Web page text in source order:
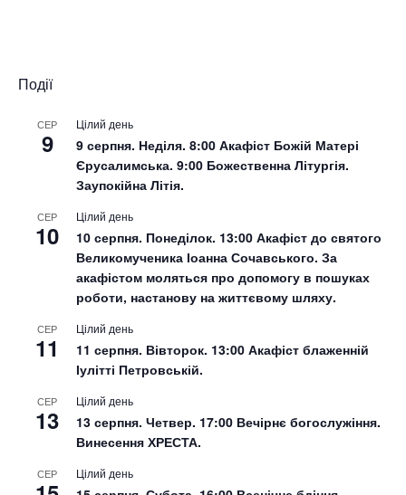
Події
СЕР
9
Цілий день
9 серпня. Неділя. 8:00 Акафіст Божій Матері
Єрусалимська. 9:00 Божественна Літургія.
Заупокійна Літія.
СЕР
10
Цілий день
10 серпня. Понеділок. 13:00 Акафіст до святого
Великомученика Іоанна Сочавського. За
акафістом моляться про допомогу в пошуках
роботи, настанову на життєвому шляху.
СЕР
11
Цілий день
11 серпня. Вівторок. 13:00 Акафіст блаженній
Іулітті Петровській.
СЕР
13
Цілий день
13 серпня. Четвер. 17:00 Вечірнє богослужіння.
Винесення ХРЕСТА.
СЕР Цілий день